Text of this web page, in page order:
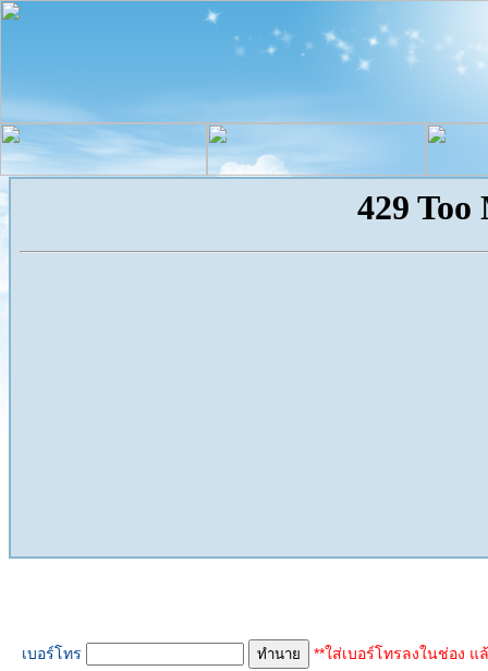
เบอร์โทร
**ใส่เบอร์โทรลงในช่อง แ